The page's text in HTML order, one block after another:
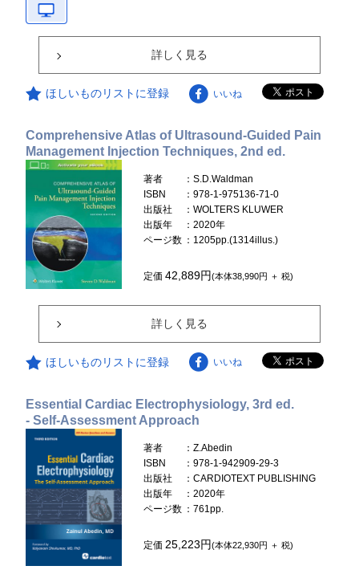
詳しく見る
ほしいものリストに登録 いいね
Comprehensive Atlas of Ultrasound-Guided Pain
Management Injection Techniques, 2nd ed.
著者
：S.D.Waldman
ISBN
：978-1-975136-71-0
出版社
：WOLTERS KLUWER
出版年
：2020年
ページ数 ：1205pp.(1314illus.)
定価42,889円(本体38,990円 ＋ 税)
詳しく見る
ほしいものリストに登録 いいね
Essential Cardiac Electrophysiology, 3rd ed.
- Self-Assessment Approach
著者
：Z.Abedin
ISBN
：978-1-942909-29-3
出版社
：CARDIOTEXT PUBLISHING
出版年
：2020年
ページ数 ：761pp.
定価 25,223円(本体22,930円 ＋ 税)